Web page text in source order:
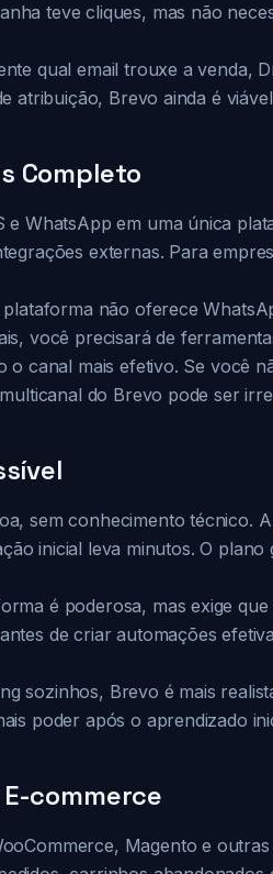
teve cliques, mas não
qual email trouxe a venda,
atribuição, Brevo ainda é
Completo
WhatsApp em uma única
externas. Para
não oferece
você precisará de
canal mais efetivo. Se você
do Brevo pode ser
sem conhecimento técnico.
inicial leva minutos. O plano
é poderosa, mas exige
de criar automações
sozinhos, Brevo é mais
poder após o aprendizado
commerce
Magento e